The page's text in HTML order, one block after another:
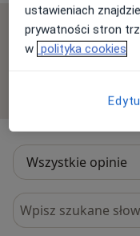
Sprawdzamy
zgodnie z
Szukaj w opiniach
ustawieniach
prywatności stron
w polityka cookies